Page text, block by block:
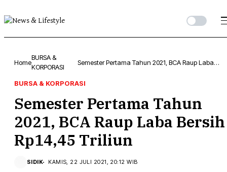
Home
BURSA &
KORPORASI
Semester Pertama Tahun 2021, BCA Raup Laba
BURSA & KORPORASI
Semester Pertama Tahun
2021, BCA Raup Laba Bersih
Rp14,45 Triliun
SIDIK KAMIS, 22 JULI 2021, 20:12 WIB